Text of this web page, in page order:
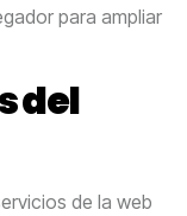
para ampliar
del
de la web